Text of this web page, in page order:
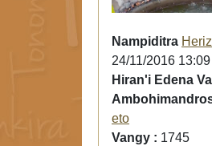
Nampiditra
24/11/2016 13:09
Hiran'i Edena
eto
Vangy : 1745